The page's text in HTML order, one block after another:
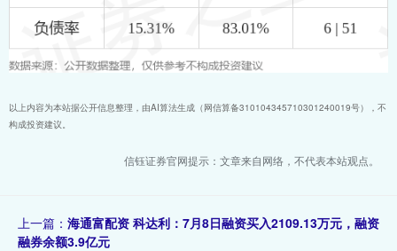
以上内容为本站据公开信息整理，由AI算法生成（网信算备310104345710301240019号），不
构成投资建议。
信钰证券官网提示：文章来自网络，不代表本站观点。
上一篇： 海通富配资 科达利：7月8日融资买入2109.13万元，融资
融券余额3.9亿元